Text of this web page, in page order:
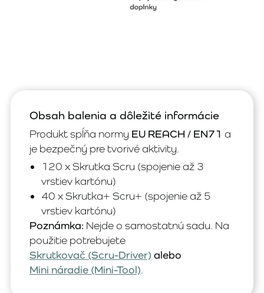
Obsah balenia a dôležité informácie
Produkt spĺňa normy EU REACH / EN71 a
je bezpečný pre tvorivé aktivity.
120 x Skrutka Scru (spojenie až 3
vrstiev kartónu)
40 x Skrutka+ Scru+ (spojenie až 5
vrstiev kartónu)
Poznámka: Nejde o samostatnú sadu. Na
použitie potrebujete
Skrutkovač (Scru-Driver) alebo
Mini náradie (Mini-Tool).